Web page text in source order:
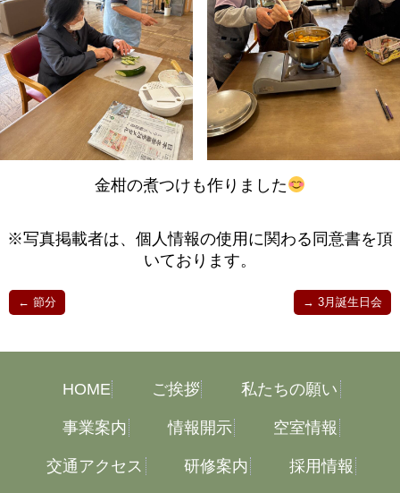
金柑の煮つけも作りました
※写真掲載者は、個人情報の使用に関わる同意書を頂
いております。
← 節分 → 3月誕生日会
HOME ご挨拶 私たちの願い
事業案内 情報開示 空室情報
交通アクセス 研修案内 採用情報